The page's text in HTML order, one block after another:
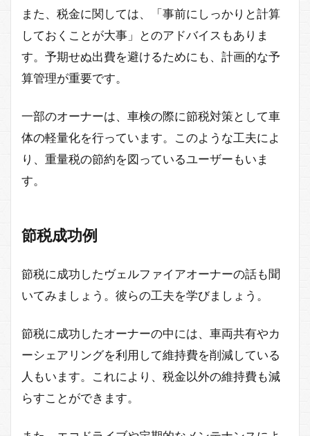
また、税金に関しては、「事前にしっかりと計算
しておくことが大事」とのアドバイスもありま
す。予期せぬ出費を避けるためにも、計画的な予
算管理が重要です。
一部のオーナーは、車検の際に節税対策として車
体の軽量化を行っています。このような工夫によ
り、重量税の節約を図っているユーザーもいま
す。
節税成功例
節税に成功したヴェルファイアオーナーの話も聞
いてみましょう。彼らの工夫を学びましょう。
節税に成功したオーナーの中には、車両共有やカ
ーシェアリングを利用して維持費を削減している
人もいます。これにより、税金以外の維持費も減
らすことができます。